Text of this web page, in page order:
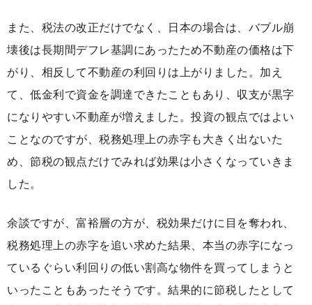
また、税法の改正だけでなく、日本の場合は、バブル崩
壊後は長期間デフレ基調にあったため不動産の価格は下
がり、相反して不動産の利回りは上がりました。加え
て、低金利で資金を調達できたこともあり、収支が黒字
になりやすい不動産が増えました。投資の観点ではよい
ことなのですが、税務処理上の赤字も大きく出ないた
め、節税の観点だけでみれば効果は小さくなっていきま
した。
余談ですが、富裕層の方が、税効果だけに目を奪われ、
税務処理上の赤字を追い求めた結果、本当の赤字になっ
ているぐらい利回りの低い割高な物件を買ってしまうと
いったこともあったそうです。結果的に節税したとして